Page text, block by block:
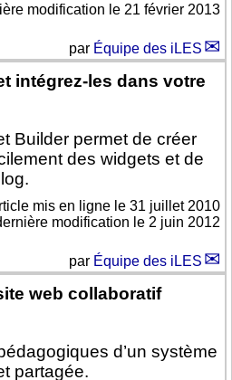
modification le 21 février 2013
par Équipe des iLES
intégrez-les dans votre
Builder permet de créer
des widgets et de
mis en ligne le 31 juillet 2010
modification le 2 juin 2012
par Équipe des iLES
web collaboratif
d’un système
partagée.